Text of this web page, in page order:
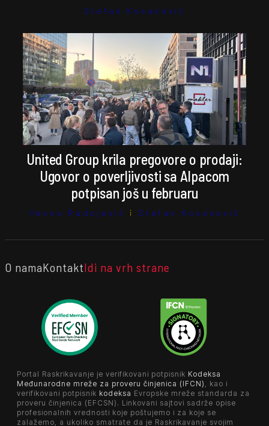
Stefan Kosanović
United Group krila pregovore o prodaji:
Ugovor o poverljivosti sa Alpacom
potpisan još u februaru
Vesna Radojević i Stefan Kosanović
O namaKontaktIdi na vrh strane
Portal Raskrikavanje je verifikovani potpisnik Kodeksa
Međunarodne mreže za proveru činjenica (IFCN)
, kao i
verifikovani potpisnik kodeksa Evropske mreže standarda za
proveru činjenica (EFCSN). Linkovani sajtovi sadrže opise
profesionalnih vrednosti koje poštujemo i za koje se
zalažemo, a ukoliko smatrate da je Raskrikavanje svojim